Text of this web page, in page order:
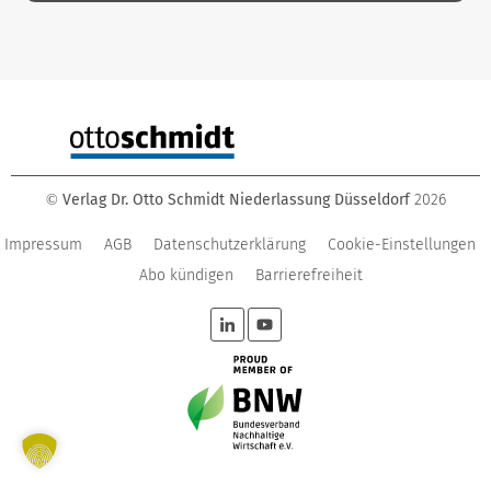
© Verlag Dr. Otto Schmidt Niederlassung Düsseldorf 2026
Impressum AGB Datenschutzerklärung
Cookie-Einstellungen
Abo kündigen
Barrierefreiheit